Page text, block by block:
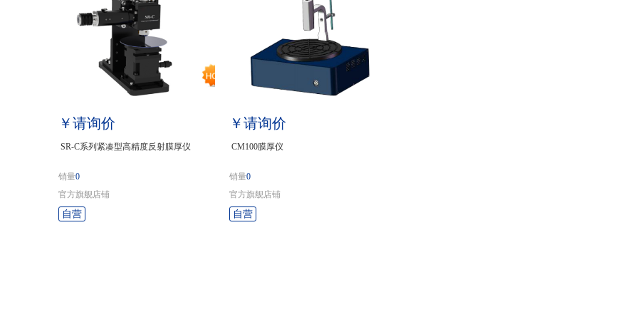
￥请询价
SR-C系列紧凑型高精度反射膜厚仪
销量0
官方旗舰店铺
自营
￥请询价
CM100膜厚仪
销量0
官方旗舰店铺
自营